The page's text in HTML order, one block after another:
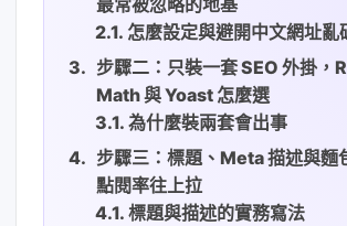
最常被忽略的地基
怎麼設定與避開中文網址亂
步驟二：只裝一套 SEO 外掛，
Math 與 Yoast 怎麼選
為什麼裝兩套會出事
步驟三：標題、Meta 描述與麵
點閱率往上拉
標題與描述的實務寫法